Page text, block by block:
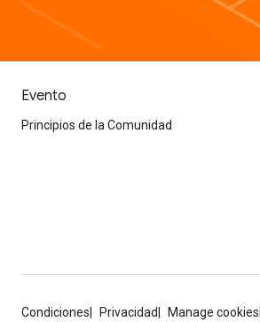
Evento
Principios de la Comunidad
Condiciones Privacidad Manage cookies